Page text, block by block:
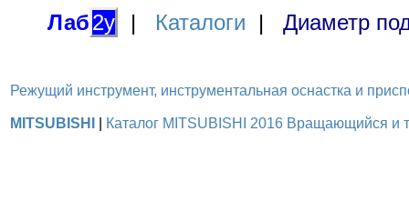
Лаб2у | Каталоги | Диаметр
Режущий инструмент, инструментальная оснастка и
MITSUBISHI Каталог MITSUBISHI 2016 Вращающийся и